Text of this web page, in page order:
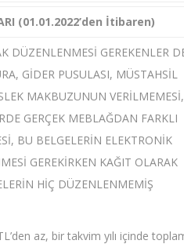
(01.01.2022’den İtibaren)
DÜZENLENMESİ GEREKENLER
GİDER PUSULASI, MÜSTAHSİL
MAKBUZUNUN VERİLMEMESİ,
GERÇEK MEBLAĞDAN FARKLI
BU BELGELERİN ELEKTRONİK
GEREKİRKEN KAĞIT OLARAK
HİÇ DÜZENLENMEMİŞ
az, bir takvim yılı içinde